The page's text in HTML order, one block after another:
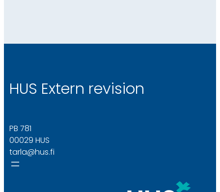
HUS Extern revision
PB 781
00029 HUS
tarla@hus.fi